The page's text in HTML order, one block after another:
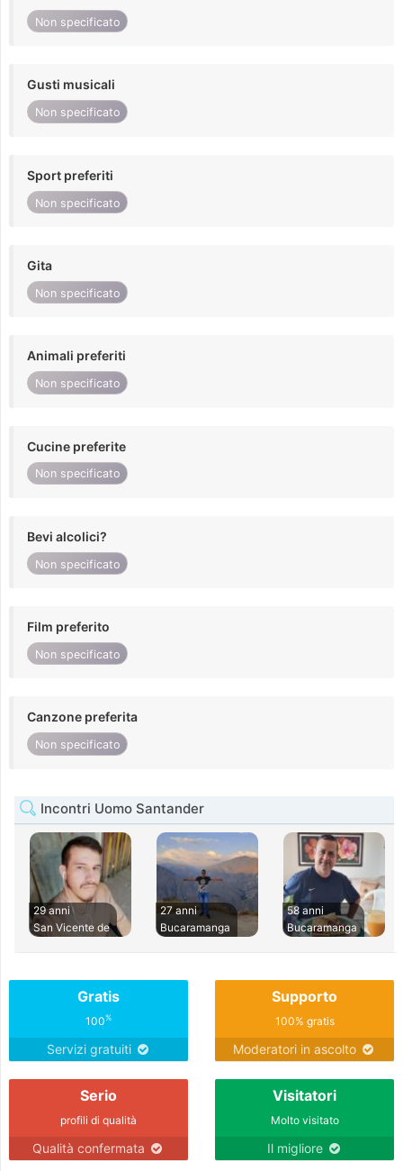
Non specificato
Gusti musicali
Non specificato
Sport preferiti
Non specificato
Gita
Non specificato
Animali preferiti
Non specificato
Cucine preferite
Non specificato
Bevi alcolici?
Non specificato
Film preferito
Non specificato
Canzone preferita
Non specificato
Incontri Uomo Santander
29 anni
San Vicente de
27 anni
Bucaramanga
58 anni
Bucaramanga
Gratis
100%
Servizi gratuiti
Supporto
100% gratis
Moderatori in ascolto
Serio
profili di qualità
Qualità confermata
Visitatori
Molto visitato
Il migliore